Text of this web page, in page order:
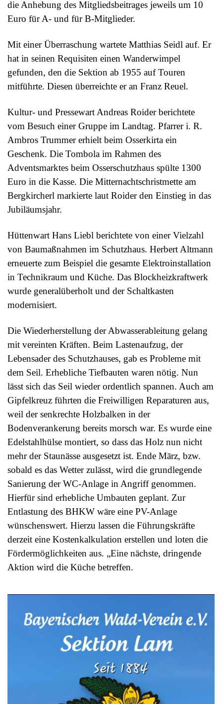
die Anhebung des Mitgliedsbeitrages jeweils um 10
Euro für A- und für B-Mitglieder.
Mit einer Überraschung wartete Matthias Seidl auf. Er
hat in seinen Requisiten einen Wanderwimpel
gefunden, den die Sektion ab 1955 auf Touren
mitführte. Diesen überreichte er an Franz Reuel.
Kultur- und Pressewart Andreas Roider berichtete
vom Besuch einer Gruppe im Landtag. Pfarrer i. R.
Ambros Trummer erhielt beim Osserkirta ein
Geschenk. Die Tombola im Rahmen des
Adventsmarktes beim Osserschutzhaus spülte 1300
Euro in die Kasse. Die Mitternachtschristmette am
Bergkircherl markierte laut Roider den Einstieg in das
Jubiläumsjahr.
Hüttenwart Hans Liebl berichtete von einer Vielzahl
von Baumaßnahmen im Schutzhaus. Herbert Altmann
erneuerte zum Beispiel die gesamte Elektroinstallation
in Technikraum und Küche. Das Blockheizkraftwerk
wurde generalüberholt und der Schaltkasten
modernisiert.
Die Wiederherstellung der Abwasserableitung gelang
mit vereinten Kräften. Beim Lastenaufzug, der
Lebensader des Schutzhauses, gab es Probleme mit
dem Seil. Erhebliche Tiefbauten waren nötig. Nun
lässt sich das Seil wieder ordentlich spannen. Auch am
Gipfelkreuz führten die Freiwilligen Reparaturen aus,
weil der senkrechte Holzbalken in der
Bodenverankerung bereits morsch war. Es wurde eine
Edelstahlhülse montiert, so dass das Holz nun nicht
mehr der Staunässe ausgesetzt ist. Ende März, bzw.
sobald es das Wetter zulässt, wird die grundlegende
Sanierung der WC-Anlage in Angriff genommen.
Hierfür sind erhebliche Umbauten geplant. Zur
Entlastung des BHKW wäre eine PV-Anlage
wünschenswert. Hierzu lassen die Führungskräfte
derzeit eine Kostenkalkulation erstellen und loten die
Fördermöglichkeiten aus. „Eine nächste, dringende
Aktion wird die Küche betreffen.